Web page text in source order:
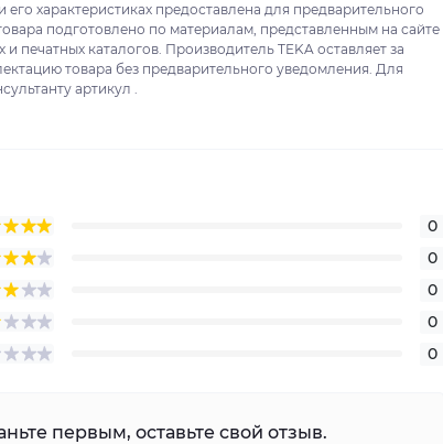
характеристиках предоставлена для предварительного
подготовлено по материалам, представленным на сайте
печатных каталогов. Производитель TEKA оставляет за
товара без предварительного уведомления. Для
артикул .
0
0
0
0
0
первым, оставьте свой отзыв.